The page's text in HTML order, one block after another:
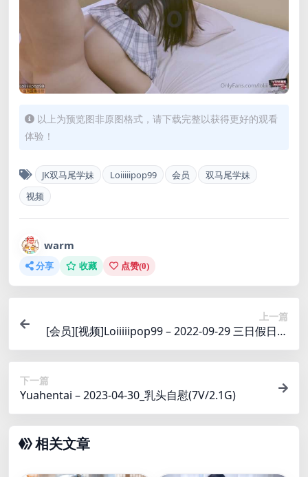
以上为预览图非原图格式，请下载完整以获得更好的观看
体验！
JK双马尾学妹 Loiiiiipop99 会员
双马尾学妹
视频
warm
分享 收藏 点赞(0)
上一篇
[会员][视频]Loiiiiipop99 – 2022-09-29 三日假日情
下一篇
Yuahentai – 2023-04-30_乳头自慰(7V/2.1G)
相关文章